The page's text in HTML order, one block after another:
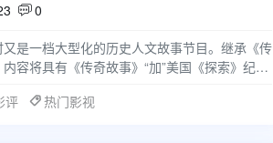
 0
是一档大型化的历史人文故事节目。继承《传
容将具有《传奇故事》“加”美国《探索》纪实
评 热门影视